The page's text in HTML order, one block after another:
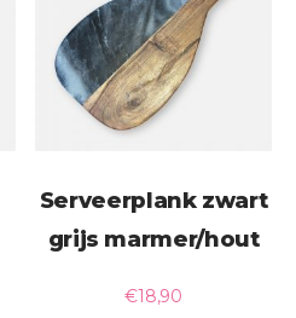
Serveerplank zwart
grijs marmer/hout
€18,90